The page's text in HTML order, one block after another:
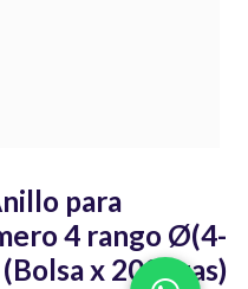
para
4 rango Ø(4-
x 200pzas)